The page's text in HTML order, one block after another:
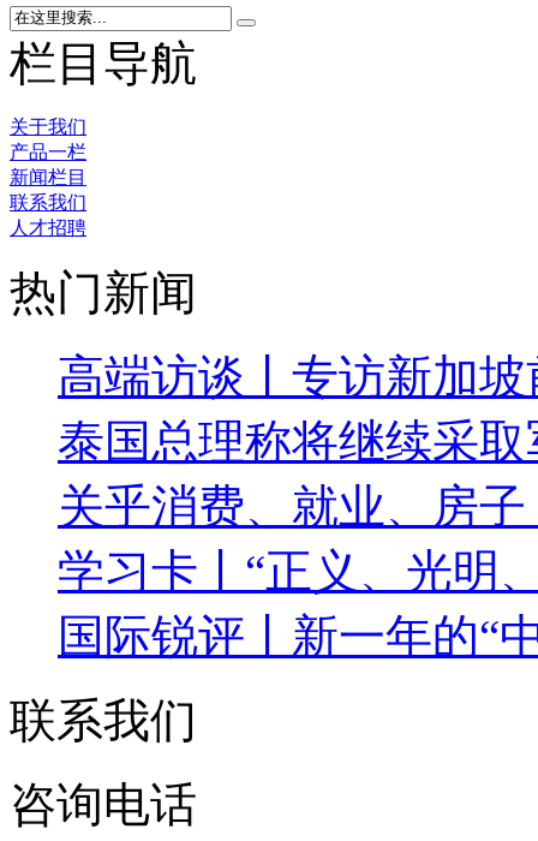
栏目导航
关于我们
产品一栏
新闻栏目
联系我们
人才招聘
热门新闻
高端访谈丨专访新加
泰国总理称将继续采
关乎消费、就业、房
学习卡丨“正义、光明
国际锐评丨新一年的“
联系我们
咨询电话